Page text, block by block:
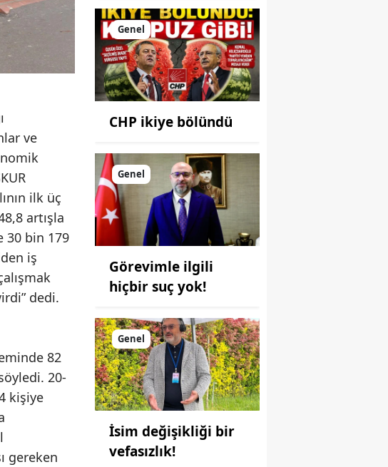
ve
ilk üç
artışla
30 bin 179
iş
dedi.
82
20-
kişiye
gereken
yüzlerce
çocuğun
mutluluğuna
ortak oldu
Genel
CHP ikiye bölündü
Genel
Görevimle ilgili
hiçbir suç yok!
Genel
İsim değişikliği bir
vefasızlık!